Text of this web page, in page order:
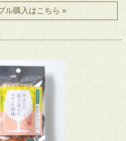
ル購入はこちら »